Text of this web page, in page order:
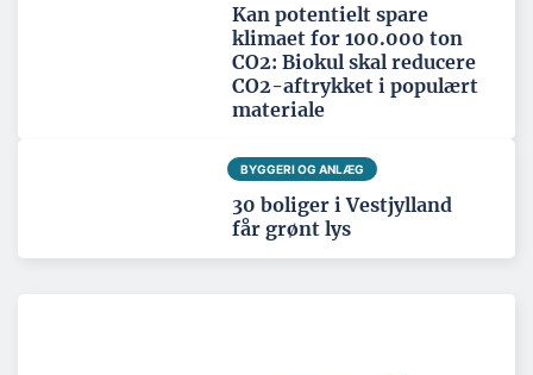
Kan potentielt spare
klimaet for 100.000 ton
CO2: Biokul skal reducere
CO2-aftrykket i populært
materiale
BYGGERI OG ANLÆG
30 boliger i Vestjylland
får grønt lys